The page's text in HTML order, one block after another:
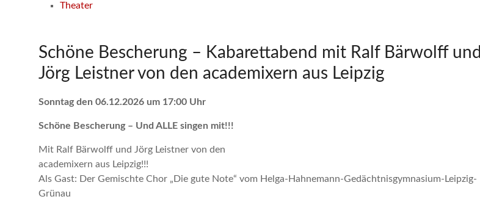
Theater
Schöne Bescherung – Kabarettabend mit Ralf Bärwolff und
Jörg Leistner von den academixern aus Leipzig
Sonntag den 06.12.2026 um 17:00 Uhr
Schöne Bescherung – Und ALLE singen mit!!!
Mit Ralf Bärwolff und Jörg Leistner von den
academixern aus Leipzig!!!
Als Gast: Der Gemischte Chor „Die gute Note“ vom Helga-Hahnemann-Gedächtnisgymnasium-Leipzig-
Grünau